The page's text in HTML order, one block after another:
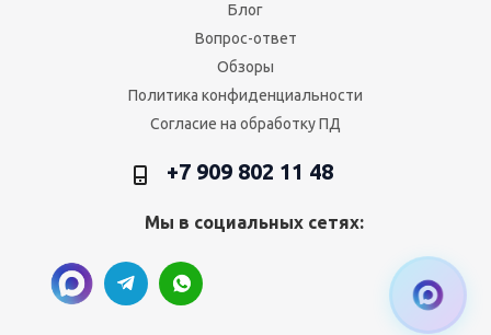
Блог
Вопрос-ответ
Обзоры
Политика конфиденциальности
Согласие на обработку ПД
+7 909 802 11 48
Мы в социальных сетях: